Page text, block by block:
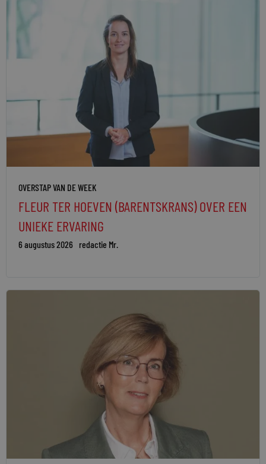
OVERSTAP VAN DE WEEK
FLEUR TER HOEVEN (BARENTSKRANS) OVER EEN
UNIEKE ERVARING
6 augustus 2026 redactie Mr.